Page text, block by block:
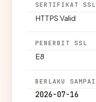
SERTIFIKAT SSL
HTTPS Valid
PENERBIT SSL
E8
BERLAKU SAMPAI
2026-07-16